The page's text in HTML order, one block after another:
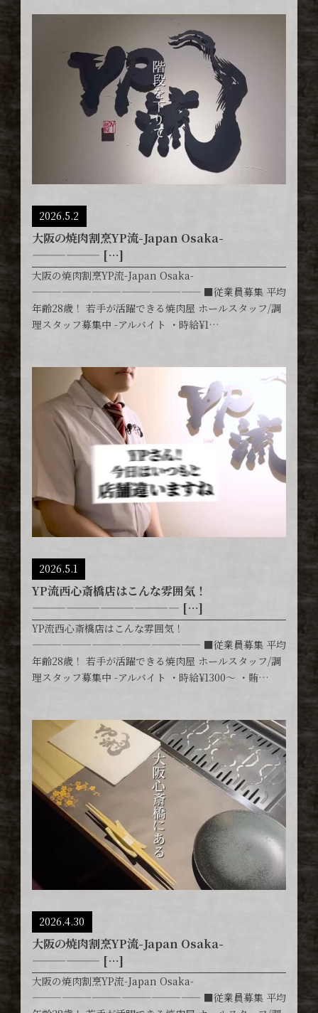
2026.5.2
大阪の焼肉割烹YP流-Japan Osaka-
—————— […]
大阪の焼肉割烹YP流-Japan Osaka-
————————————————— ■従業員募集 平均
年齢28歳！ 若手が活躍できる焼肉屋 ホールスタッフ/調
理スタッフ募集中 -アルバイト ・時給¥1…
2026.5.1
YP流西心斎橋店はこんな雰囲気！
————————————— […]
YP流西心斎橋店はこんな雰囲気！
————————————————— ■従業員募集 平均
年齢28歳！ 若手が活躍できる焼肉屋 ホールスタッフ/調
理スタッフ募集中 -アルバイト ・時給¥1300〜 ・賄…
2026.4.30
大阪の焼肉割烹YP流-Japan Osaka-
—————— […]
大阪の焼肉割烹YP流-Japan Osaka-
————————————————— ■従業員募集 平均